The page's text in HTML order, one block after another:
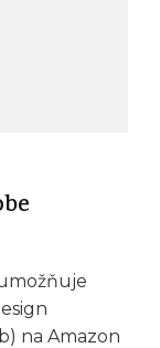
na Amazon